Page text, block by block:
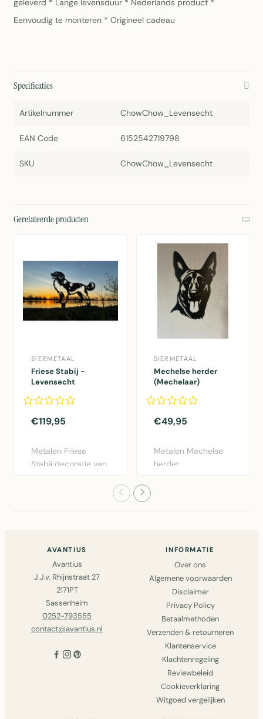
geleverd * Lange levensduur * Nederlands product *
Eenvoudig te monteren * Origineel cadeau
Specificaties
Artikelnummer ChowChow_Levensecht
EAN Code 6152542719798
SKU ChowChow_Levensecht
Gerelateerde producten
SIERMETAAL
Friese Stabij -
Levensecht
€119,95
Metalen Friese
Stabij decoratie van
SIERMETAAL
Mechelse herder
(Mechelaar)
€49,95
Metalen Mechelse
herder
AVANTIUS
Avantius
J.J.v. Rhijnstraat 27
2171PT
Sassenheim
0252-793555
contact@avantius.nl
INFORMATIE
Over ons
Algemene voorwaarden
Disclaimer
Privacy Policy
Betaalmethoden
Verzenden & retourneren
Klantenservice
Klachtenregeling
Reviewbeleid
Cookieverklaring
Witgoed vergelijken